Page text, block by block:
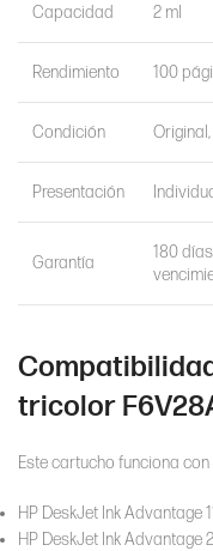
Capacidad 2 ml
Rendimiento 100
Condición
Presentación
Garantía
180
tricolor
Este cartucho funciona
HP DeskJet Ink Advantage
HP DeskJet Ink Advantage